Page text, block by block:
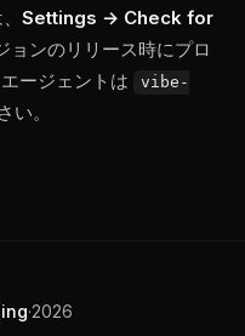
Settings → Check for
ョンのリリース時にプロ
ージェントは
vibe-
い。
·2026